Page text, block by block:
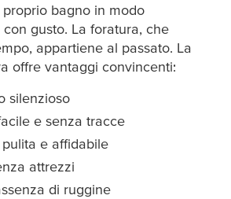
bagno in modo
gusto. La foratura, che
appartiene al passato. La
offre vantaggi convincenti:
silenzioso
e senza tracce
e affidabile
attrezzi
di ruggine